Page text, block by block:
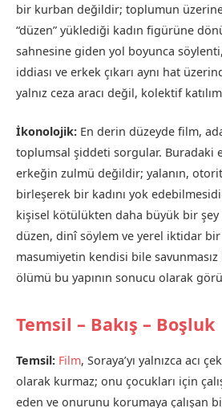
bir kurban değildir; toplumun üzerine
“düzen” yüklediği kadın figürüne
sahnesine giden yol boyunca
iddiası ve erkek çıkarı aynı hat
yalnız ceza aracı değil, kolektif
İkonolojik: En derin düzeyde film,
toplumsal şiddeti sorgular. Buradaki
erkeğin zulmü değildir; yalanın,
birleşerek bir kadını yok
kişisel kötülükten daha büyük bir
düzen, dinî söylem ve yerel iktidar
masumiyetin kendisi bile savunmasız
ölümü bu yapının sonucu olarak
Temsil – Bakış – Boşluk
Temsil: Film, Soraya’yı yalnızca acı
olarak kurmaz; onu çocukları için
eden ve onurunu korumaya çalışan